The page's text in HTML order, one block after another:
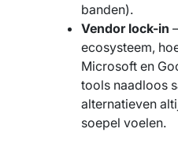
banden).
Vendor lock-in
ecosysteem,
Microsoft en
tools naadloos
alternatieven
soepel voelen.